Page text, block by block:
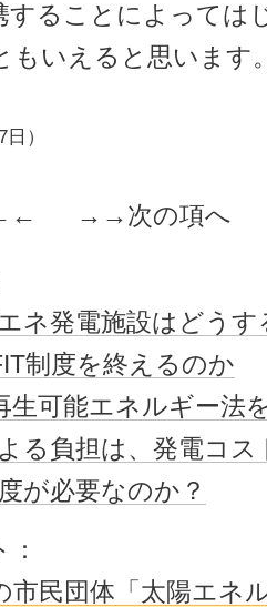
することによっては
もいえると思います
）
→→次の項へ
ネ発電施設はどうす
制度を終えるのか
生可能エネルギー法
る負担は、発電コス
が必要なのか？
市民団体「太陽エネ